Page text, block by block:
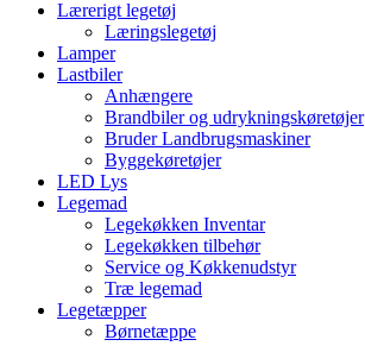
Lærerigt legetøj
Læringslegetøj
Lamper
Lastbiler
Anhængere
Brandbiler og udrykningskøretøjer
Bruder Landbrugsmaskiner
Byggekøretøjer
LED Lys
Legemad
Legekøkken Inventar
Legekøkken tilbehør
Service og Køkkenudstyr
Træ legemad
Legetæpper
Børnetæppe